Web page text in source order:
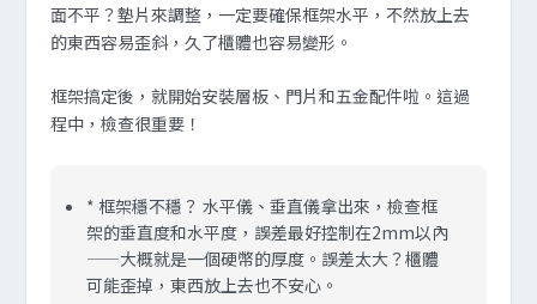
面不平？墊片來調整，一定要確保框架水平，不然放上去
的東西容易歪斜，久了櫃體也容易變形。
框架搞定後，就開始安裝層板、門片和五金配件啦。這過
程中，檢查很重要！
* 框架穩不穩？ 水平儀、垂直儀拿出來，檢查框
架的垂直度和水平度，誤差最好控制在2mm以內
——大概就是一個硬幣的厚度。誤差太大？櫃體
可能歪掉，東西放上去也不安心。